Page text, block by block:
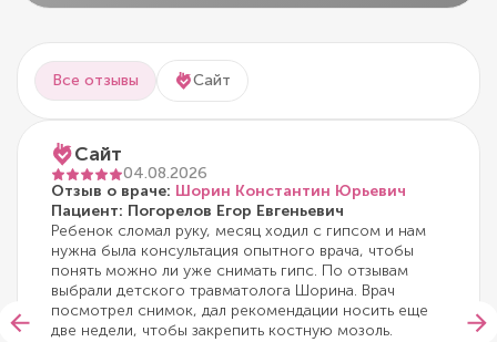
Все отзывы Сайт
Сайт
04.08.2026
Отзыв о враче: Шорин Константин Юрьевич
Пациент: Погорелов Егор Евгеньевич
Ребенок сломал руку, месяц ходил с гипсом и нам
нужна была консультация опытного врача, чтобы
понять можно ли уже снимать гипс. По отзывам
выбрали детского травматолога Шорина. Врач
посмотрел снимок, дал рекомендации носить еще
две недели, чтобы закрепить костную мозоль.